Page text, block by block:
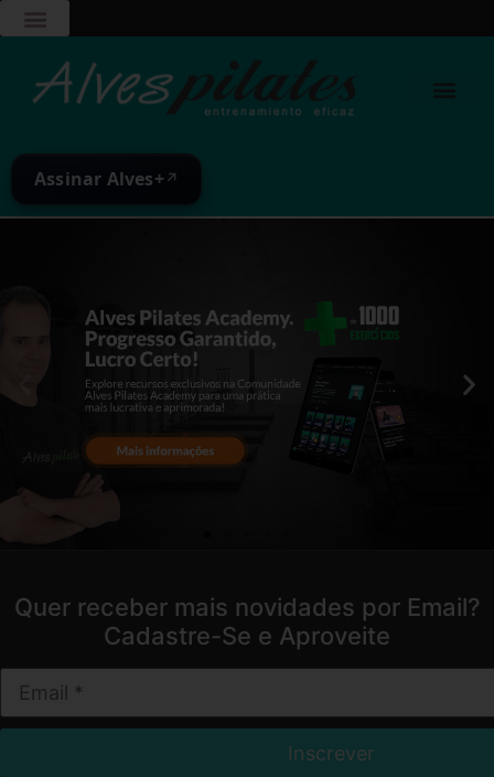
Assinar Alves+ ↗
Quer receber mais novidades por Email?
Cadastre-Se e Aproveite